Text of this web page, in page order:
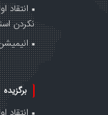
انتقاد
نکردن
برگزیده